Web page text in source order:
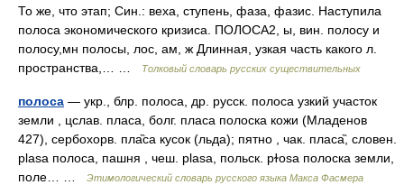
То же, что этап; Син.: веха, ступень, фаза, фазис. Наступила
полоса экономического кризиса. ПОЛОСА2, ы, вин. полосу и
полосу,мн полосы, лос, ам, ж Длинная, узкая часть какого л.
пространства,… …
Толковый словарь русских существительных
полоса — укр., блр. полоса, др. русск. полоса узкий участок
земли , цслав. пласа, болг. пласа полоска кожи (Младенов
427), сербохорв. пла̏са кусок (льда); пятно , чак. пласа̏, словен.
plasa полоса, пашня , чеш. рlаsа, польск. рɫоsа полоска земли,
поле… …
Этимологический словарь русского языка Макса Фасмера